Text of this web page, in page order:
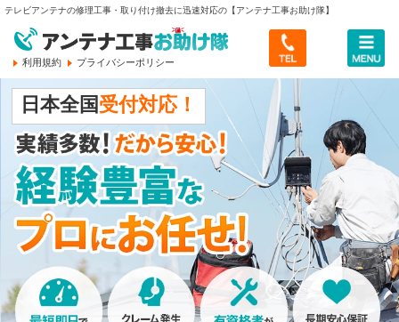
テレビアンテナの修理工事・取り付け撤去に迅速対応の【アンテナ工事お助け隊】
利用規約 プライバシーポリシー
トップ
料金のご案内
最新情報・レポート
サービスについて
アンテナ工事お助け隊とは
会社概要
日本全国受付対応！